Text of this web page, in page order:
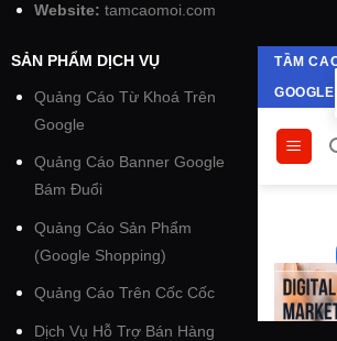
Website: tamcaomoi.com
SẢN PHẨM DỊCH VỤ
Quảng Cáo Từ Khoá Trên
Google
Quảng Cáo Banner Google
Bám Đuổi
Quảng Cáo Sản Phẩm
(Google Shopping)
Quảng Cáo Trên Cốc Cốc
Dịch Vụ Hỗ Trợ Bán Hàng